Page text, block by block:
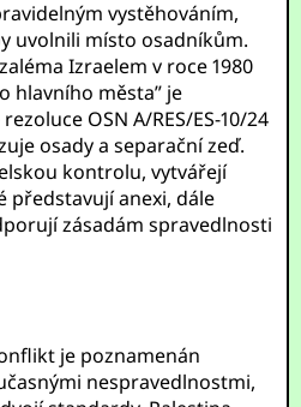
vystěhováním,
uvolnili místo osadníkům.
Izraelem v roce 1980
hlavního města” je
OSN A/RES/ES-10/24
osady a separační zeď.
kontrolu, vytvářejí
představují anexi, dále
zásadám spravedlnosti
je poznamenán
nespravedlnostmi,